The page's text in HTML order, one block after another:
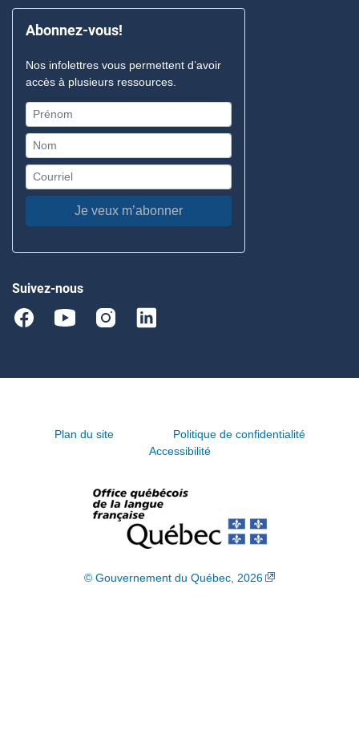
Abonnez-vous!
Nos infolettres vous permettent d’avoir
accès à plusieurs ressources.
Je veux m’abonner
Suivez-nous
Plan du site
Politique de confidentialité
Accessibilité
© Gouvernement du Québec, 2026